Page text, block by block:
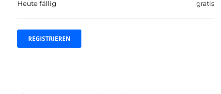
Heute fällig gratis